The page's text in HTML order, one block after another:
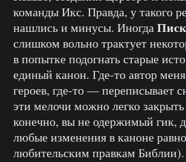
команды Икс. Правда, у такого
нашлись и минусы. Иногда
слишком вольно трактует
в попытке подогнать старые
единый канон. Где-то автор
героев, где-то — переписывает
эти мелочи можно легко закрыть
конечно, вы не одержимый гик,
любые изменения в каноне
любительским правкам Библии).